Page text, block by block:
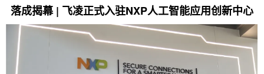
在线文档
方案定制
关于飞凌
司
动
态
业
资
落成揭幕 | 飞凌正式入驻NXP人工智能应用创新中心